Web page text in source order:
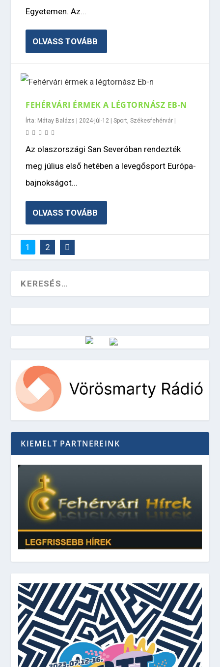
Egyetemen. Az...
OLVASS TOVÁBB
FEHÉRVÁRI ÉRMEK A LÉGTORNÁSZ EB-N
Írta: Mátay Balázs 2024-júl-12 |Sport,Székesfehérvár
Az olaszországi San Severóban rendezték
meg július első hetében a levegősport Európa-
bajnokságot...
OLVASS TOVÁBB
1 2
Vörösmarty Rádió
KIEMELT PARTNEREINK